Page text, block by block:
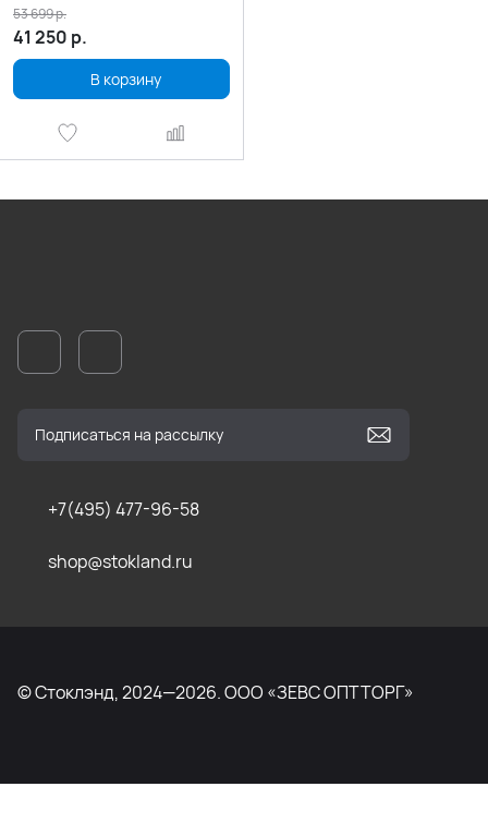
41 250 р.
53 699р.
В корзину
+7(495) 477-96-58
shop@stokland.ru
© Стоклэнд, 2024—2026. ООО «ЗЕВС ОПТТОРГ»